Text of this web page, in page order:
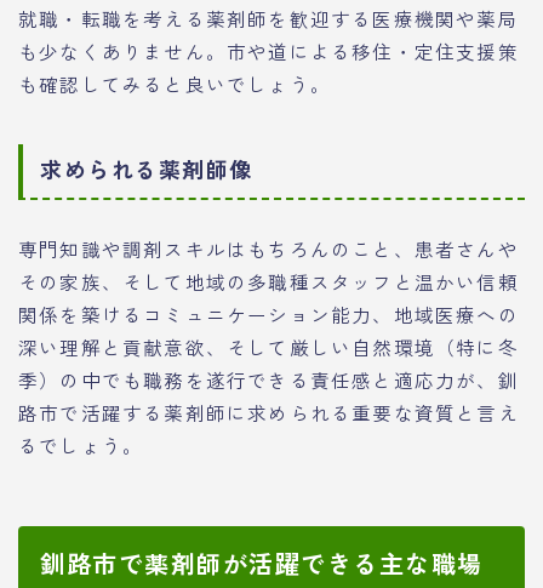
就職・転職を考える薬剤師を歓迎する医療機関や薬局
も少なくありません。市や道による移住・定住支援策
も確認してみると良いでしょう。
求められる薬剤師像
専門知識や調剤スキルはもちろんのこと、患者さんや
その家族、そして地域の多職種スタッフと温かい信頼
関係を築けるコミュニケーション能力、地域医療への
深い理解と貢献意欲、そして厳しい自然環境（特に冬
季）の中でも職務を遂行できる責任感と適応力が、釧
路市で活躍する薬剤師に求められる重要な資質と言え
るでしょう。
釧路市で薬剤師が活躍できる主な職場